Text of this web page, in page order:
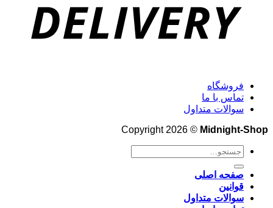
فروشگاه
تماس با ما
سوالات متداول
Copyright 2026 © Midnight-Shop
جستجو
صفحه اصلی
قوانین
سوالات متداول